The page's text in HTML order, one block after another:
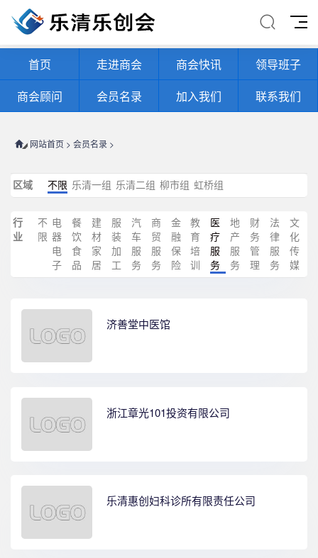
首页 走进商会 商会快讯
领导班子
商会顾问
会员名录 加入我们 联系我们
网站首页 > 会员名录 >
区域 不限 乐清一组 乐清二组 柳市组 虹桥组
行
业
不
限
电
器
电
子
餐
饮
食
品
建
材
家
居
服
装
加
工
汽
车
服
务
商
贸
服
务
金
融
保
险
教
育
培
训
医
疗
服
务
地
产
服
务
财
务
管
理
法
律
服
务
文
化
传
媒
济善堂中医馆
浙江章光101投资有限公司
乐清惠创妇科诊所有限责任公司